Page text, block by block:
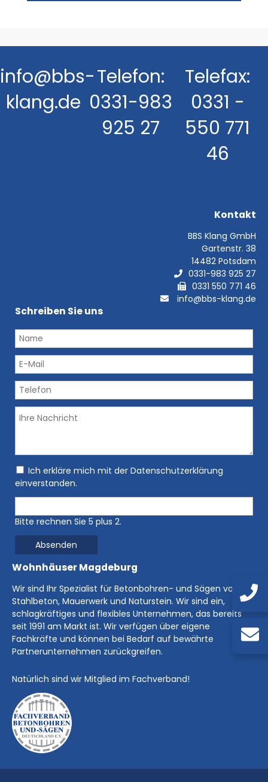
info@bbs-
klang.de
Telefon:
0331-983
925 27
Telefax:
0331 -
550 771
46
Kontakt
BBS Klang GmbH
Gartenstr. 38
14482 Potsdam
0331-983 925 27
0331 550 771 46
info@bbs-klang.de
Schreiben Sie uns
Ich erkläre mich mit der Datenschutzerklärung
einverstanden.
Bitte rechnen Sie 5 plus 2.
Absenden
Wohnhäuser Magdeburg
Wir sind Ihr Spezialist für Betonbohren- und Sägen von
Stahlbeton, Mauerwerk und Naturstein. Wir sind ein,
schlagkräftiges und flexibles Unternehmen, das bereits
seit 1991 am Markt ist. Wir verfügen über eigene
Fachkräfte und können bei Bedarf auf bewährte
Partnerunternehmen zurückgreifen.
Natürlich sind wir Mitglied im Fachverband!